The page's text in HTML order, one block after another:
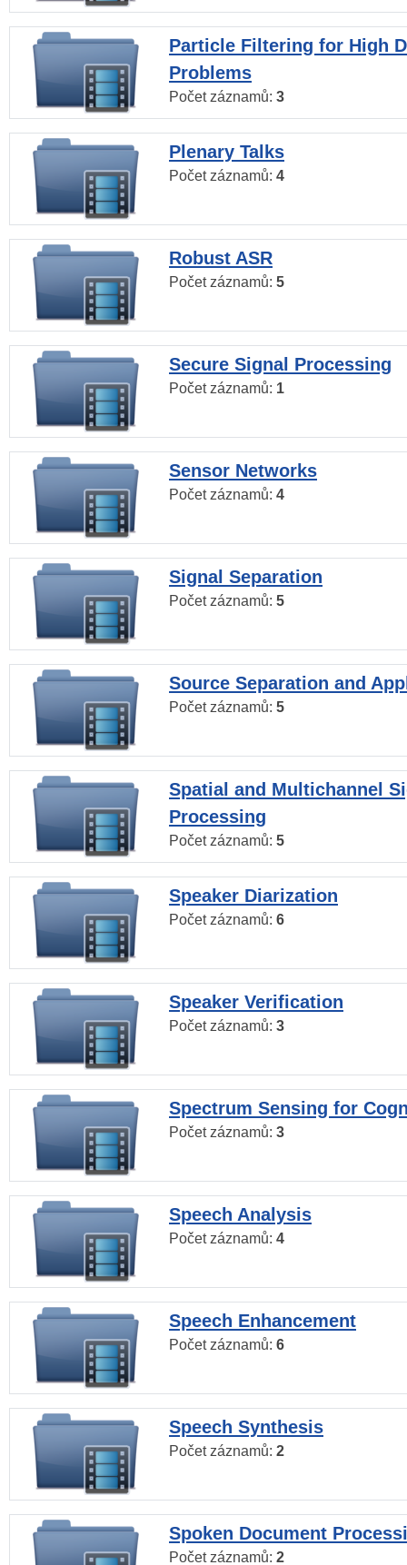
Particle Filtering for High
Problems
Počet záznamů: 3
Plenary Talks
Počet záznamů: 4
Robust ASR
Počet záznamů: 5
Secure Signal Processing
Počet záznamů: 1
Sensor Networks
Počet záznamů: 4
Signal Separation
Počet záznamů: 5
Source Separation and
Počet záznamů: 5
Spatial and Multichannel
Processing
Počet záznamů: 5
Speaker Diarization
Počet záznamů: 6
Speaker Verification
Počet záznamů: 3
Spectrum Sensing for
Počet záznamů: 3
Speech Analysis
Počet záznamů: 4
Speech Enhancement
Počet záznamů: 6
Speech Synthesis
Počet záznamů: 2
Spoken Document
Počet záznamů: 2